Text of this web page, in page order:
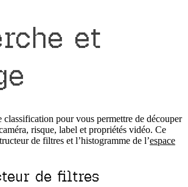
et
classification pour vous permettre de découper
risque, label et propriétés vidéo. Ce
de filtres et l’histogramme de l’espace
de filtres